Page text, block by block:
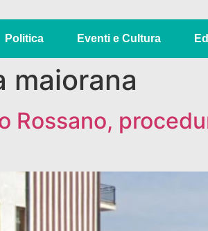
Politica Eventi e Cultura
maiorana
Rossano,